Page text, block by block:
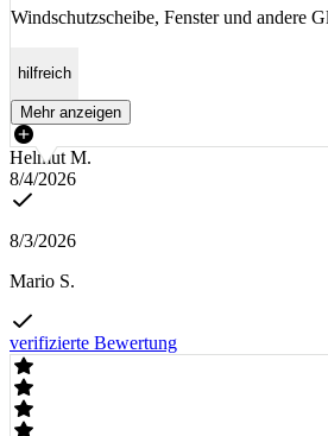
Windschutzscheibe, Fenster und andere
hilfreich
Mehr anzeigen
Helmut M.
8/4/2026
8/3/2026
Mario S.
verifizierte Bewertung